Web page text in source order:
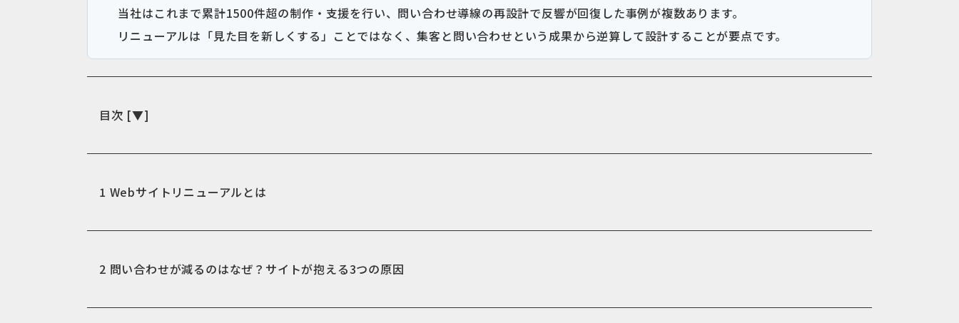
当社はこれまで累計1500件超の制作・支援を行い、問い合わせ導線の再設計で反響が回復した事例が複数あります。
リニューアルは「見た目を新しくする」ことではなく、集客と問い合わせという成果から逆算して設計することが要点です。
目次 [▼]
1 Webサイトリニューアルとは
2 問い合わせが減るのはなぜ？サイトが抱える3つの原因